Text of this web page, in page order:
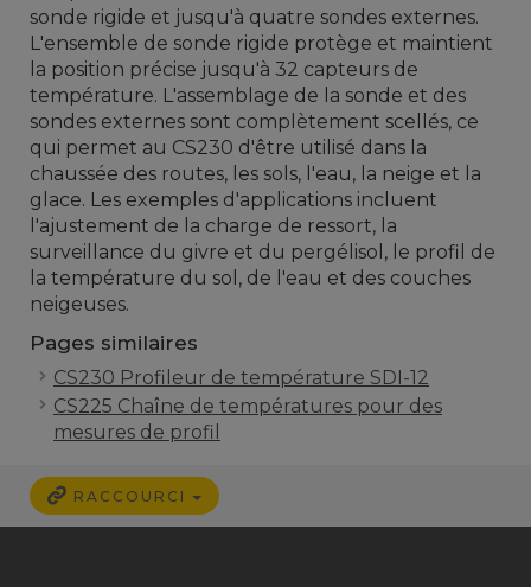
sonde rigide et jusqu'à quatre sondes externes.
L'ensemble de sonde rigide protège et maintient
la position précise jusqu'à 32 capteurs de
température. L'assemblage de la sonde et des
sondes externes sont complètement scellés, ce
qui permet au CS230 d'être utilisé dans la
chaussée des routes, les sols, l'eau, la neige et la
glace. Les exemples d'applications incluent
l'ajustement de la charge de ressort, la
surveillance du givre et du pergélisol, le profil de
la température du sol, de l'eau et des couches
neigeuses.
Pages similaires
CS230 Profileur de température SDI-12
CS225 Chaîne de températures pour des
mesures de profil
RACCOURCI